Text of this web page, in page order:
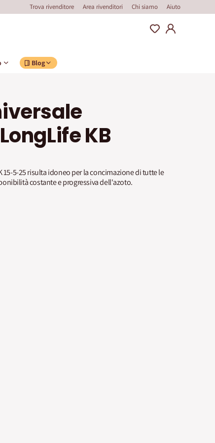
Trova rivenditore Area rivenditori Chi siamo Aiuto
Blog
KB
15-5-25 risulta idoneo per la concimazione di tutte le
costante e progressiva dell'azoto.